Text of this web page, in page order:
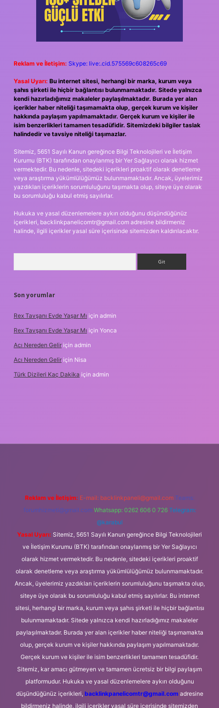
Reklam ve İletişim: Skype: live:.cid.575569c608265c69
Yasal Uyarı: Bu internet sitesi, herhangi bir marka, kurum veya
şahıs şirketi ile hiçbir bağlantısı bulunmamaktadır. Sitede yalnızca
kendi hazırladığımız makaleler paylaşılmaktadır. Burada yer alan
içerikler haber niteliği taşımamakta olup, gerçek kurum ve kişiler
hakkında paylaşım yapılmamaktadır. Gerçek kurum ve kişiler ile
isim benzerlikleri tamamen tesadüfidir. Sitemizdeki bilgiler taslak
halindedir ve tavsiye niteliği taşımazlar.
Sitemiz, 5651 Sayılı Kanun gereğince Bilgi Teknolojileri ve İletişim
Kurumu (BTK) tarafından onaylanmış bir Yer Sağlayıcı olarak hizmet
vermektedir. Bu nedenle, sitedeki içerikleri proaktif olarak denetleme
veya araştırma yükümlülüğümüz bulunmamaktadır. Ancak, üyelerimiz
yazdıkları içeriklerin sorumluluğunu taşımakta olup, siteye üye olarak
bu sorumluluğu kabul etmiş sayılırlar.
Hukuka ve yasal düzenlemelere aykırı olduğunu düşündüğünüz
içerikleri, backlinkpanelicomtr@gmail.com adresine bildirmeniz
halinde, ilgili içerikler yasal süre içerisinde sitemizden kaldırılacaktır.
Son yorumlar
Rex Tavşanı Evde Yaşar Mı için admin
Rex Tavşanı Evde Yaşar Mı için Yonca
Acı Nereden Gelir için admin
Acı Nereden Gelir için Nisa
Türk Dizileri Kaç Dakika için admin
Reklam ve İletişim: E-mail: backlinkpaneli@gmail.com Teams:
forumhizmeti@gmail.com Whatsapp: 0262 606 0 726 Telegram:
@karabul
Yasal Uyarı: Sitemiz, 5651 Sayılı Kanun gereğince Bilgi Teknolojileri
ve İletişim Kurumu (BTK) tarafından onaylanmış bir Yer Sağlayıcı
olarak hizmet vermektedir. Bu nedenle, sitedeki içerikleri proaktif
olarak denetleme veya araştırma yükümlülüğümüz bulunmamaktadır.
Ancak, üyelerimiz yazdıkları içeriklerin sorumluluğunu taşımakta olup,
siteye üye olarak bu sorumluluğu kabul etmiş sayılırlar. Bu internet
sitesi, herhangi bir marka, kurum veya şahıs şirketi ile hiçbir bağlantısı
bulunmamaktadır. Sitede yalnızca kendi hazırladığımız makaleler
paylaşılmaktadır. Burada yer alan içerikler haber niteliği taşımamakta
olup, gerçek kurum ve kişiler hakkında paylaşım yapılmamaktadır.
Gerçek kurum ve kişiler ile isim benzerlikleri tamamen tesadüfidir.
Sitemiz, kar amacı gütmeyen ve tamamen ücretsiz bir bilgi paylaşım
platformudur. Hukuka ve yasal düzenlemelere aykırı olduğunu
düşündüğünüz içerikleri, backlinkpanelicomtr@gmail.comadresine
bildirmeniz halinde, ilgili içerikler yasal süre içerisinde sitemizden